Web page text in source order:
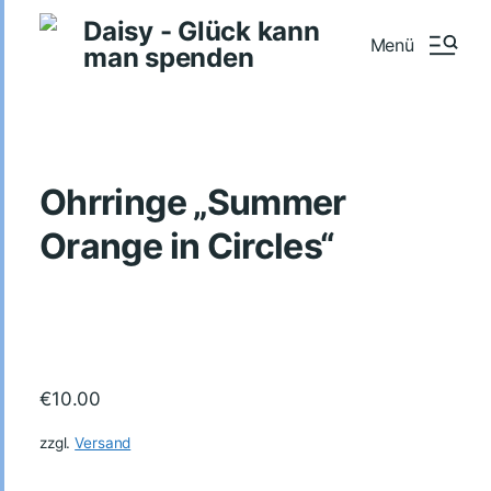
Daisy - Glück kann
man spenden
Menü
Ohrringe „Summer
Orange in Circles“
€10.00
zzgl.Versand